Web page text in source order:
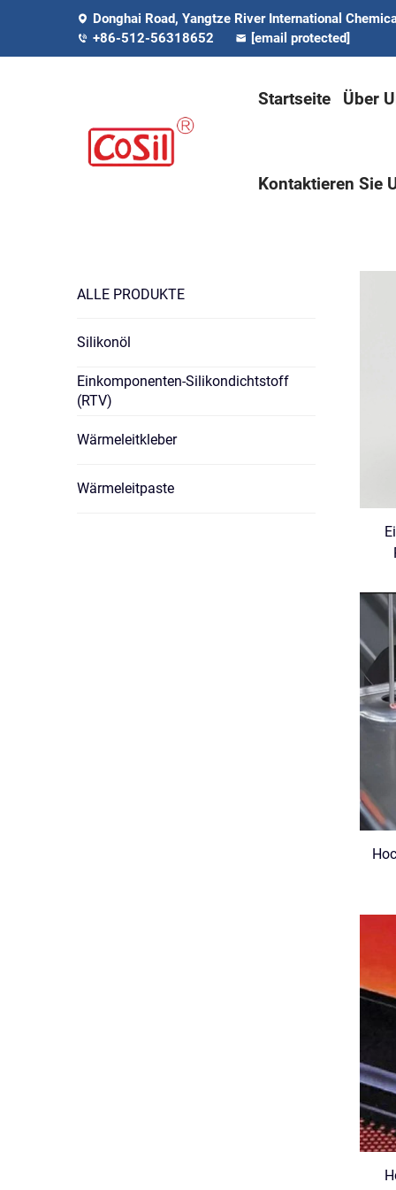
Donghai Road, Yangtze River International
+86-512-56318652
[email protected]
Startseite Über
Kontaktieren Sie
ALLE PRODUKTE
Silikonöl
Einkomponenten-Silikondichtstoff
(RTV)
Wärmeleitkleber
Wärmeleitpaste